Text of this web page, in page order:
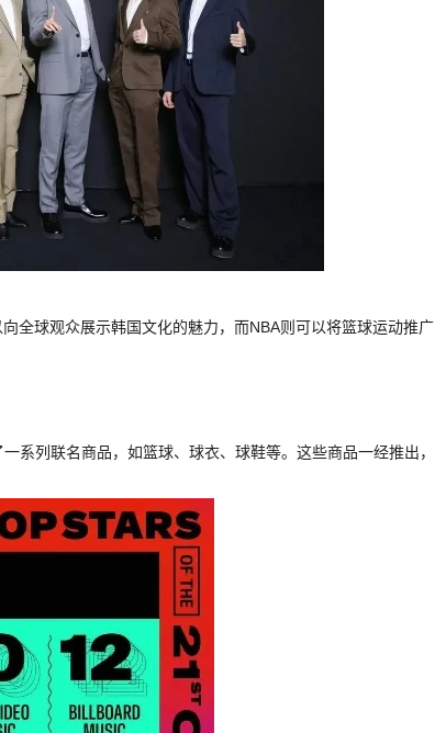
全球观众展示韩国文化的魅力，而NBA则可以将篮球运动推广
系列联名商品，如篮球、球衣、球鞋等。这些商品一经推出，